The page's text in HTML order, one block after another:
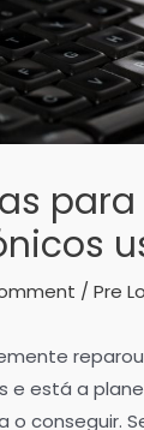
/ Pre
e está a
o conseguir.